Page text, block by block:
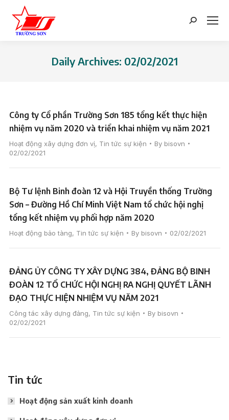
Search:
Daily Archives: 02/02/2021
Công ty Cổ phần Trường Sơn 185 tổng kết thực hiện
nhiệm vụ năm 2020 và triển khai nhiệm vụ năm 2021
Hoạt động xây dựng đơn vị, Tin tức sự kiện By bisovn
02/02/2021
Bộ Tư lệnh Binh đoàn 12 và Hội Truyền thống Trường
Sơn – Đường Hồ Chí Minh Việt Nam tổ chức hội nghị
tổng kết nhiệm vụ phối hợp năm 2020
Hoạt động bảo tàng, Tin tức sự kiện By bisovn 02/02/2021
ĐẢNG ỦY CÔNG TY XÂY DỰNG 384, ĐẢNG BỘ BINH
ĐOÀN 12 TỔ CHỨC HỘI NGHỊ RA NGHỊ QUYẾT LÃNH
ĐẠO THỰC HIỆN NHIỆM VỤ NĂM 2021
Công tác xây dựng đảng, Tin tức sự kiện By bisovn
02/02/2021
Tin tức
Hoạt động sản xuất kinh doanh